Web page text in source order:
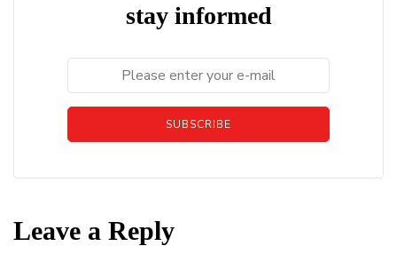
stay informed
SUBSCRIBE
Leave a Reply